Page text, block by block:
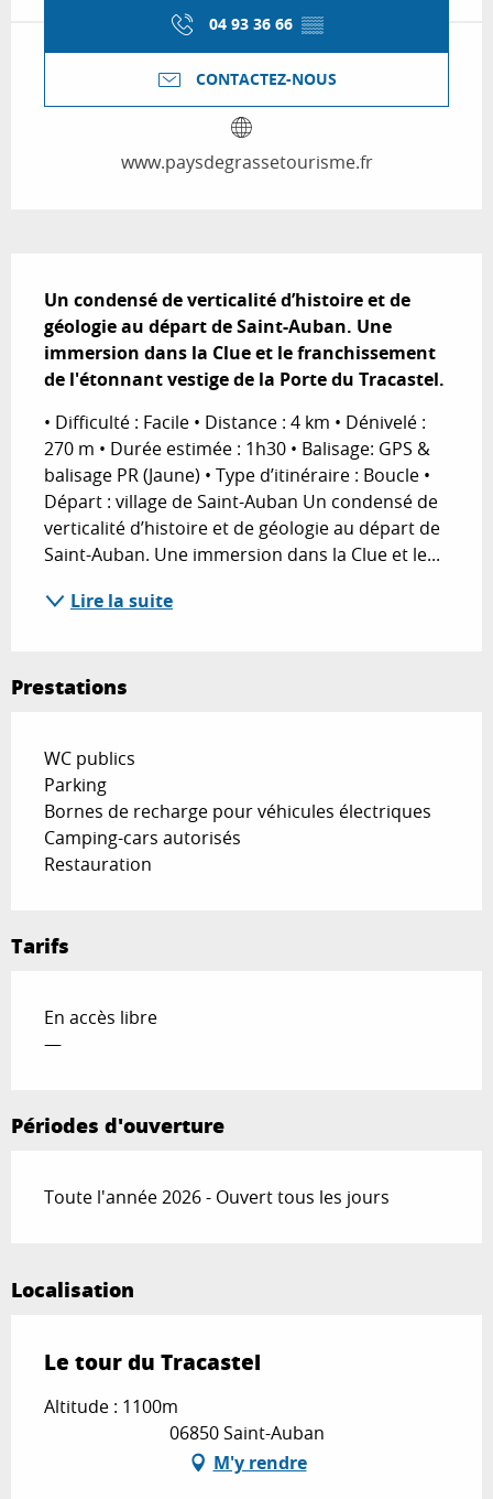
04 93 36 66 ▒▒
CONTACTEZ-NOUS
www.paysdegrassetourisme.fr
Un condensé de verticalité d’histoire et de
géologie au départ de Saint-Auban. Une
immersion dans la Clue et le franchissement
de l'étonnant vestige de la Porte du Tracastel.
• Difficulté : Facile • Distance : 4 km • Dénivelé :
270 m • Durée estimée : 1h30 • Balisage: GPS &
balisage PR (Jaune) • Type d’itinéraire : Boucle •
Départ : village de Saint-Auban Un condensé de
verticalité d’histoire et de géologie au départ de
Saint-Auban. Une immersion dans la Clue et le...
Lire la suite
Prestations
WC publics
Parking
Bornes de recharge pour véhicules électriques
Camping-cars autorisés
Restauration
Tarifs
En accès libre
—
Périodes d'ouverture
Toute l'année 2026 - Ouvert tous les jours
Localisation
Le tour du Tracastel
Altitude : 1100m
06850 Saint-Auban
M'y rendre